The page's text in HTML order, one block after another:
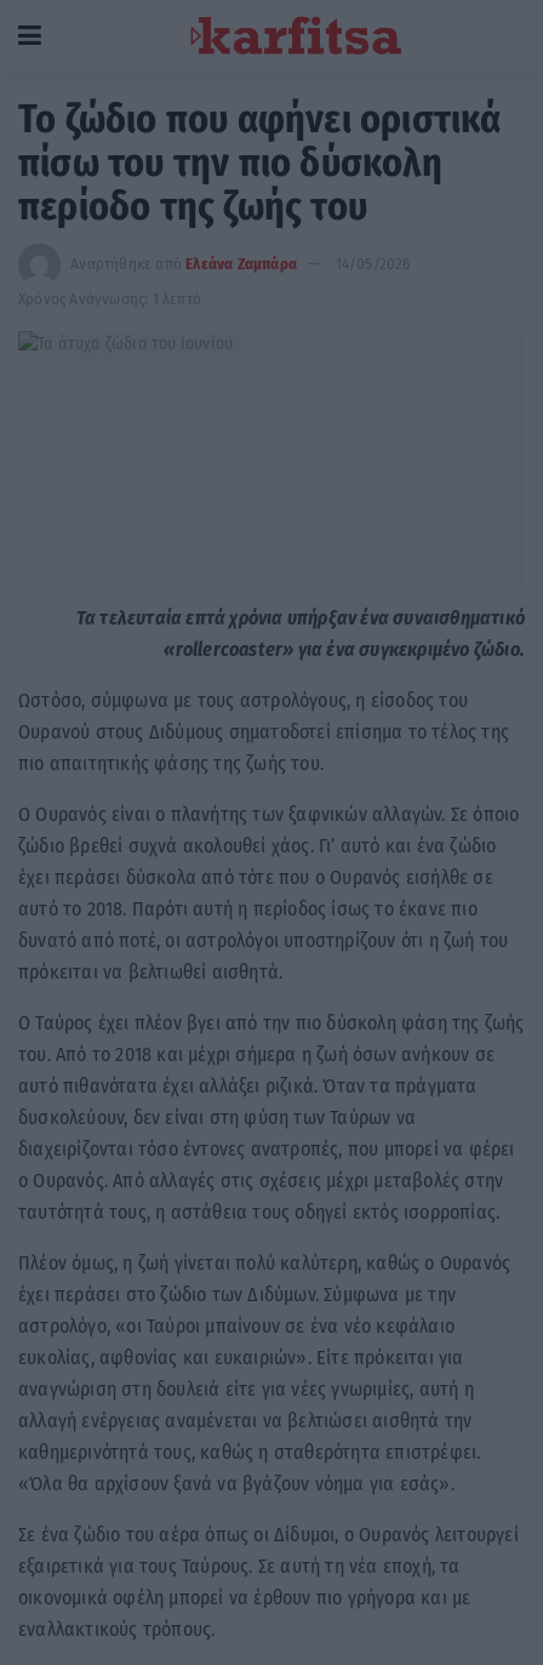
Το ζώδιο που αφήνει οριστικά
πίσω του την πιο δύσκολη
περίοδο της ζωής του
Αναρτήθηκε από Ελεάνα Ζαμπάρα
14/05/2026
Χρόνος Ανάγνωσης: 1 λεπτό
Τα τελευταία επτά χρόνια υπήρξαν ένα συναισθηματικό
«rollercoaster» για ένα συγκεκριμένο ζώδιο.
Ωστόσο, σύμφωνα με τους αστρολόγους, η είσοδος του
Ουρανού στους Διδύμους σηματοδοτεί επίσημα το τέλος της
πιο απαιτητικής φάσης της ζωής του.
Ο Ουρανός είναι ο πλανήτης των ξαφνικών αλλαγών. Σε όποιο
ζώδιο βρεθεί συχνά ακολουθεί χάος. Γι’ αυτό και ένα ζώδιο
έχει περάσει δύσκολα από τότε που ο Ουρανός εισήλθε σε
αυτό το 2018. Παρότι αυτή η περίοδος ίσως το έκανε πιο
δυνατό από ποτέ, οι αστρολόγοι υποστηρίζουν ότι η ζωή του
πρόκειται να βελτιωθεί αισθητά.
Ο Ταύρος έχει πλέον βγει από την πιο δύσκολη φάση της ζωής
του. Από το 2018 και μέχρι σήμερα η ζωή όσων ανήκουν σε
αυτό πιθανότατα έχει αλλάξει ριζικά. Όταν τα πράγματα
δυσκολεύουν, δεν είναι στη φύση των Ταύρων να
διαχειρίζονται τόσο έντονες ανατροπές, που μπορεί να φέρει
ο Ουρανός. Από αλλαγές στις σχέσεις μέχρι μεταβολές στην
ταυτότητά τους, η αστάθεια τους οδηγεί εκτός ισορροπίας.
Πλέον όμως, η ζωή γίνεται πολύ καλύτερη, καθώς ο Ουρανός
έχει περάσει στο ζώδιο των Διδύμων. Σύμφωνα με την
αστρολόγο, «οι Ταύροι μπαίνουν σε ένα νέο κεφάλαιο
ευκολίας, αφθονίας και ευκαιριών». Είτε πρόκειται για
αναγνώριση στη δουλειά είτε για νέες γνωριμίες, αυτή η
αλλαγή ενέργειας αναμένεται να βελτιώσει αισθητά την
καθημερινότητά τους, καθώς η σταθερότητα επιστρέφει.
«Όλα θα αρχίσουν ξανά να βγάζουν νόημα για εσάς».
Σε ένα ζώδιο του αέρα όπως οι Δίδυμοι, ο Ουρανός λειτουργεί
εξαιρετικά για τους Ταύρους. Σε αυτή τη νέα εποχή, τα
οικονομικά οφέλη μπορεί να έρθουν πιο γρήγορα και με
εναλλακτικούς τρόπους.